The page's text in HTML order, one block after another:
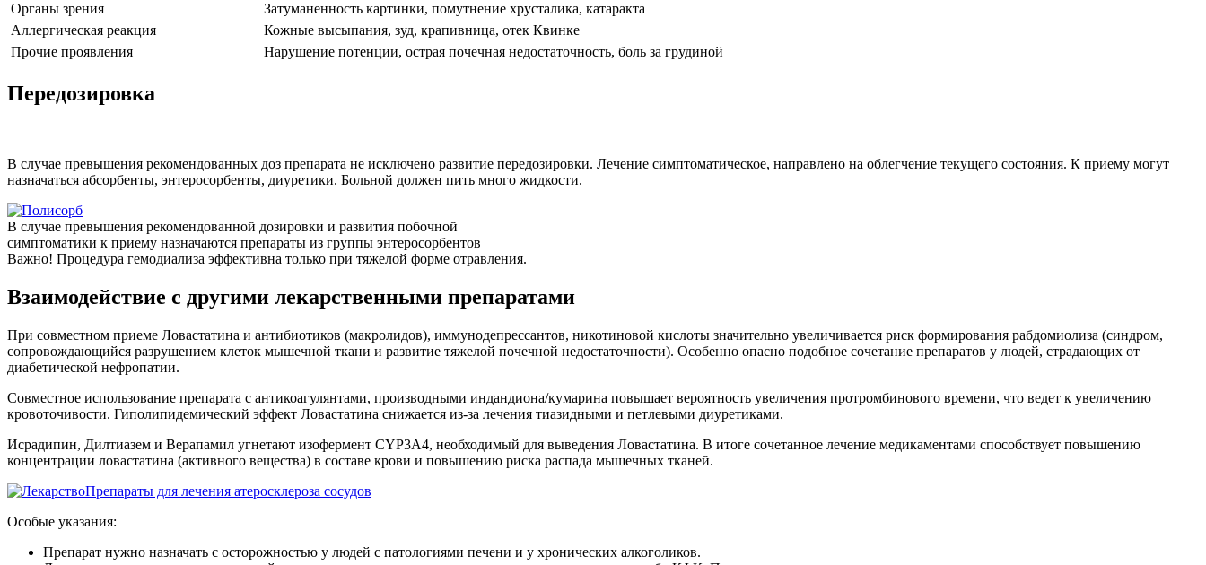
Органы зрения
Затуманенность картинки, помутнение хрусталика, катаракта
Аллергическая реакция
Кожные высыпания, зуд, крапивница, отек Квинке
Прочие проявления
Нарушение потенции, острая почечная недостаточность, боль за грудиной
Передозировка
В случае превышения рекомендованных доз препарата не исключено развитие передозировки. Лечение симптоматическое, направлено на облегчение текущего состояния. К приему могут
назначаться абсорбенты, энтеросорбенты, диуретики. Больной должен пить много жидкости.
В случае превышения рекомендованной дозировки и развития побочной
симптоматики к приему назначаются препараты из группы энтеросорбентов
Важно! Процедура гемодиализа эффективна только при тяжелой форме отравления.
Взаимодействие с другими лекарственными препаратами
При совместном приеме Ловастатина и антибиотиков (макролидов), иммунодепрессантов, никотиновой кислоты значительно увеличивается риск формирования рабдомиолиза (синдром,
сопровождающийся разрушением клеток мышечной ткани и развитие тяжелой почечной недостаточности). Особенно опасно подобное сочетание препаратов у людей, страдающих от
диабетической нефропатии.
Совместное использование препарата с антикоагулянтами, производными индандиона/кумарина повышает вероятность увеличения протромбинового времени, что ведет к увеличению
кровоточивости. Гиполипидемический эффект Ловастатина снижается из-за лечения тиазидными и петлевыми диуретиками.
Исрадипин, Дилтиазем и Верапамил угнетают изофермент CYP3A4, необходимый для выведения Ловастатина. В итоге сочетанное лечение медикаментами способствует повышению
концентрации ловастатина (активного вещества) в составе крови и повышению риска распада мышечных тканей.
Препараты для лечения атеросклероза сосудов
Особые указания:
Препарат нужно назначать с осторожностью у людей с патологиями печени и у хронических алкоголиков.